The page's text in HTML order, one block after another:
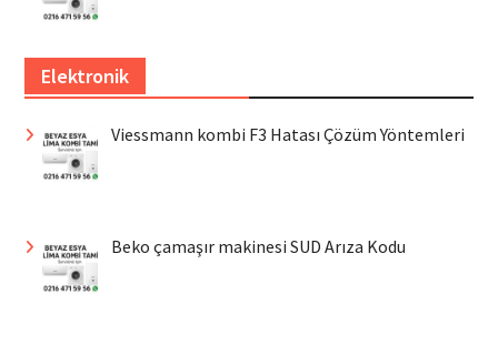
Elektronik
Viessmann kombi F3 Hatası Çözüm Yöntemleri
Beko çamaşır makinesi SUD Arıza Kodu